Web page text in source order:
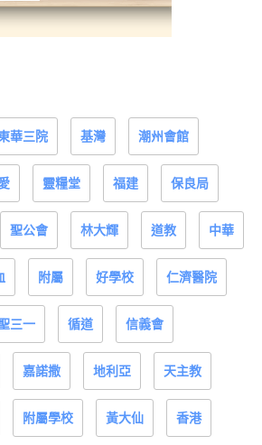
華三院 基灣 潮州會館
靈糧堂 福建 保良局
聖公會 林大輝 道教 中華
附屬 好學校 仁濟醫院
三一 循道 信義會
嘉諾撒 地利亞 天主教
附屬學校 黃大仙 香港